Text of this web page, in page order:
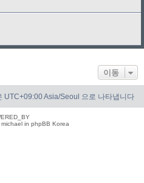
이동
UTC+09:00 Asia/Seoul 으로 나타냅니다
in phpBB Korea